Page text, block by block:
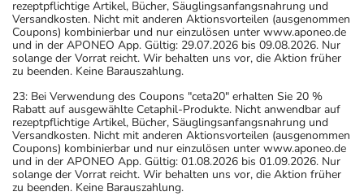
rezeptpflichtige Artikel, Bücher, Säuglingsanfangsnahrung und
Versandkosten. Nicht mit anderen Aktionsvorteilen (ausgenommen
Coupons) kombinierbar und nur einzulösen unter www.aponeo.de
und in der APONEO App. Gültig: 29.07.2026 bis 09.08.2026. Nur
solange der Vorrat reicht. Wir behalten uns vor, die Aktion früher
zu beenden. Keine Barauszahlung.
23: Bei Verwendung des Coupons "ceta20" erhalten Sie 20 %
Rabatt auf ausgewählte Cetaphil-Produkte. Nicht anwendbar auf
rezeptpflichtige Artikel, Bücher, Säuglingsanfangsnahrung und
Versandkosten. Nicht mit anderen Aktionsvorteilen (ausgenommen
Coupons) kombinierbar und nur einzulösen unter www.aponeo.de
und in der APONEO App. Gültig: 01.08.2026 bis 01.09.2026. Nur
solange der Vorrat reicht. Wir behalten uns vor, die Aktion früher
zu beenden. Keine Barauszahlung.